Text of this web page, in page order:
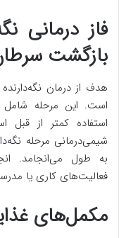
فاز درمانی
بازگشت
هدف از درمان
است. این مرحله شامل
استفاده کمتر از قبل
به طول می‌انجامد.
فعالیت‌های کاری یا
مکمل‌های